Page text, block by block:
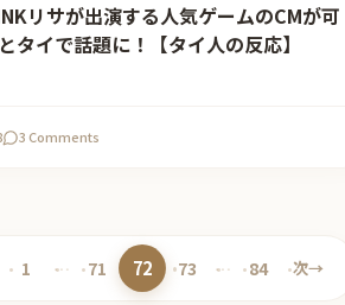
リサが出演する人気ゲームのCMが可
タイで話題に！【タイ人の反応】
3 Comments
ペ
1 …
ペ
71
ペ
72
ペ
73 …
ペ
84 次→